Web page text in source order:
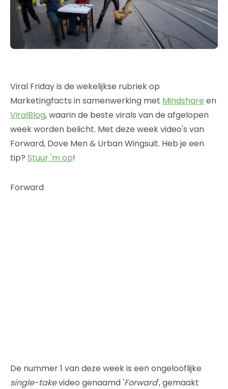
Viral Friday is de wekelijkse rubriek op
Marketingfacts in samenwerking met Mindshare en
ViralBlog, waarin de beste virals van de afgelopen
week worden belicht. Met deze week video's van
Forward, Dove Men & Urban Wingsuit. Heb je een
tip? Stuur 'm op!
Forward
De nummer 1 van deze week is een ongelooflijke
single-takevideo genaamd 'Forward', gemaakt